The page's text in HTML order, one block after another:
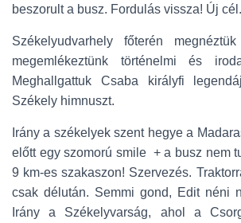
beszorult a busz. Fordulás vissza! Új cél.
Székelyudvarhely főterén
megemlékeztünk történelmi és
Meghallgattuk Csaba királyfi
Székely himnuszt.
Irány a székelyek szent hegye a
előtt egy szomorú smile + a busz nem
9 km-es szakaszon! Szervezés.
csak délután. Semmi gond, Edit néni
Irány a Székelyvarság, ahol a